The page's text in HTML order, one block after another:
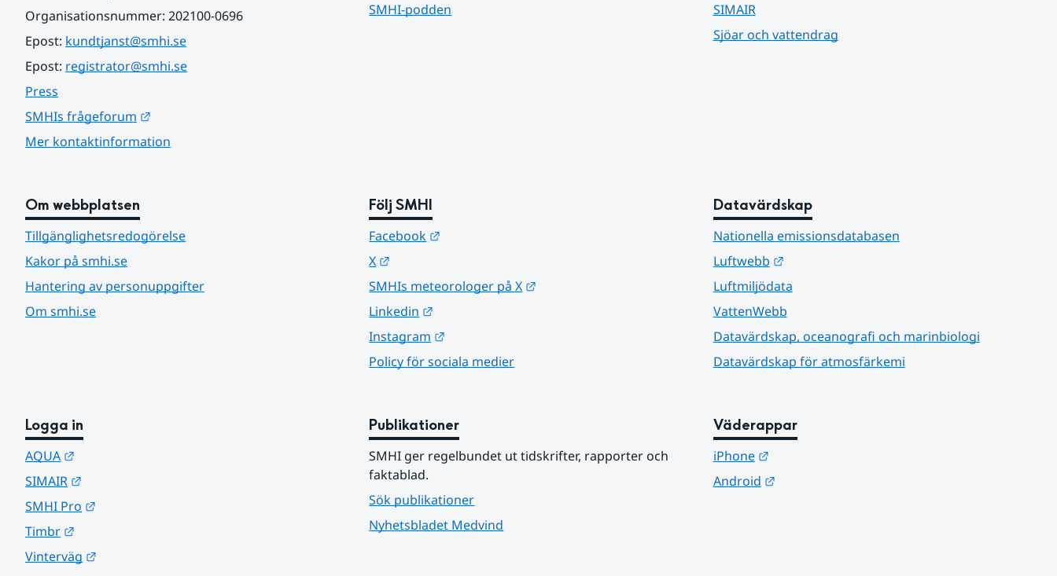
Organisationsnummer: 202100-0696
Epost: kundtjanst@smhi.se
Epost: registrator@smhi.se
Press
SMHIs frågeforum
Mer kontaktinformation
SMHI-podden
SIMAIR
Sjöar och vattendrag
Om webbplatsen
Tillgänglighetsredogörelse
Kakor på smhi.se
Hantering av personuppgifter
Om smhi.se
Följ SMHI
Facebook
X
SMHIs meteorologer på X
Linkedin
Instagram
Policy för sociala medier
Datavärdskap
Nationella emissionsdatabasen
Luftwebb
Länk till annan webbplats.
Luftmiljödata
VattenWebb
Datavärdskap, oceanografi och marinbiologi
Datavärdskap för atmosfärkemi
Logga in
AQUA
SIMAIR
SMHI Pro
Timbr
Vinterväg
Publikationer
SMHI ger regelbundet ut tidskrifter, rapporter och
faktablad.
Sök publikationer
Nyhetsbladet Medvind
Väderappar
iPhone
Länk till annan webbplats.
Android
Länk till annan webbplats.